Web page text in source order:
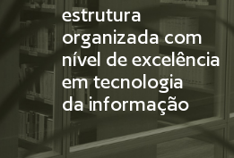
estrutura
organizada com
nível de excelência
em tecnologia
da informação